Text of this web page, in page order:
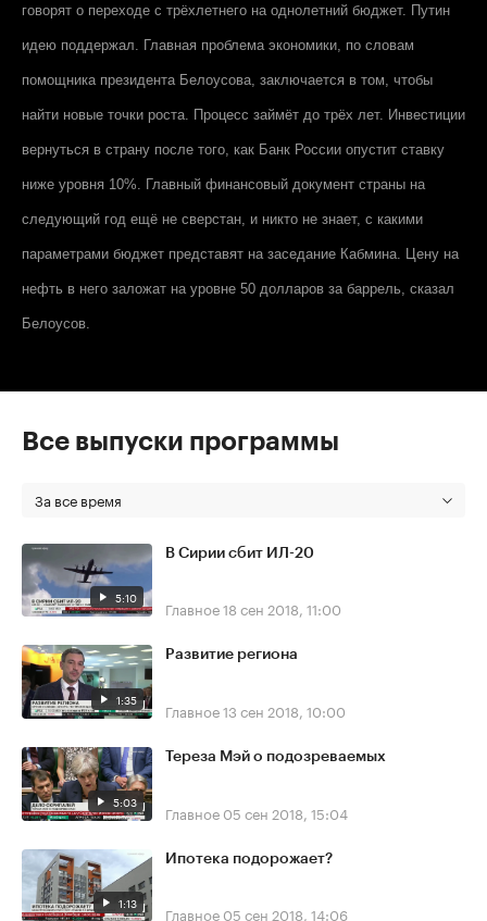
говорят о переходе с трёхлетнего на однолетний бюджет. Путин
идею поддержал. Главная проблема экономики, по словам
помощника президента Белоусова, заключается в том, чтобы
найти новые точки роста. Процесс займёт до трёх лет. Инвестиции
вернуться в страну после того, как Банк России опустит ставку
ниже уровня 10%. Главный финансовый документ страны на
следующий год ещё не сверстан, и никто не знает, с какими
параметрами бюджет представят на заседание Кабмина. Цену на
нефть в него заложат на уровне 50 долларов за баррель, сказал
Белоусов.
Все выпуски программы
За все время
5:10
В Сирии сбит ИЛ-20
Главное18 сен 2018, 11:00
1:35
Развитие региона
Главное13 сен 2018, 10:00
5:03
Тереза Мэй о подозреваемых
Главное 05 сен 2018, 15:04
1:13
Ипотека подорожает?
Главное 05 сен 2018, 14:06